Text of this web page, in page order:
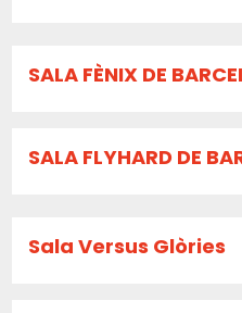
SALA FÈNIX DE
SALA FLYHARD DE
Sala Versus Glòries